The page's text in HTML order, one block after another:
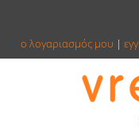
ο λογαριασμός μου |